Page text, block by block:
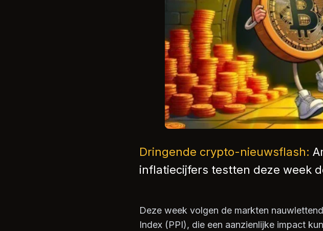
Dringende crypto-nieuwsflash:
inflatiecijfers testten deze week
Deze week volgen de markten
Index (PPI), die een aanzienlijke impact